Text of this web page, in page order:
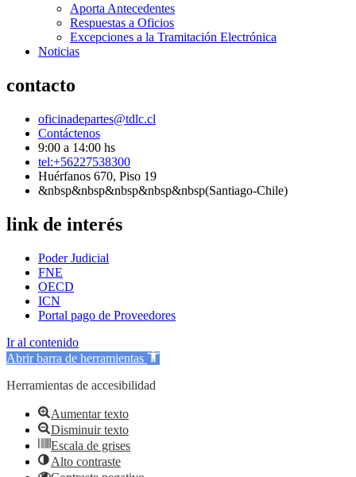
Aporta Antecedentes
Respuestas a Oficios
Excepciones a la Tramitación Electrónica
Noticias
contacto
oficinadepartes@tdlc.cl
Contáctenos
9:00 a 14:00 hs
tel:+56227538300
Huérfanos 670, Piso 19
&nbsp&nbsp&nbsp&nbsp&nbsp(Santiago-Chile)
link de interés
Poder Judicial
FNE
OECD
ICN
Portal pago de Proveedores
Ir al contenido
Abrir barra de herramientas
Herramientas de accesibilidad
Aumentar texto
Disminuir texto
Escala de grises
Alto contraste